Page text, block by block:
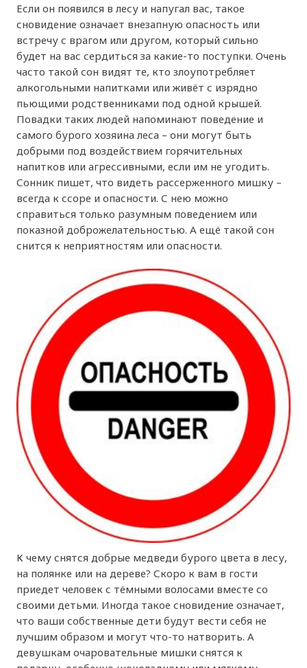
Если он появился в лесу и напугал вас, такое
сновидение означает внезапную опасность или
встречу с врагом или другом, который сильно
будет на вас сердиться за какие-то поступки. Очень
часто такой сон видят те, кто злоупотребляет
алкогольными напитками или живёт с изрядно
пьющими родственниками под одной крышей.
Повадки таких людей напоминают поведение и
самого бурого хозяина леса – они могут быть
добрыми под воздействием горячительных
напитков или агрессивными, если им не угодить.
Сонник пишет, что видеть рассерженного мишку –
всегда к ссоре и опасности. С нею можно
справиться только разумным поведением или
показной доброжелательностью. А ещё такой сон
снится к неприятностям или опасности.
К чему снятся добрые медведи бурого цвета в лесу,
на полянке или на дереве? Скоро к вам в гости
приедет человек с тёмными волосами вместе со
своими детьми. Иногда такое сновидение означает,
что ваши собственные дети будут вести себя не
лучшим образом и могут что-то натворить. А
девушкам очаровательные мишки снятся к